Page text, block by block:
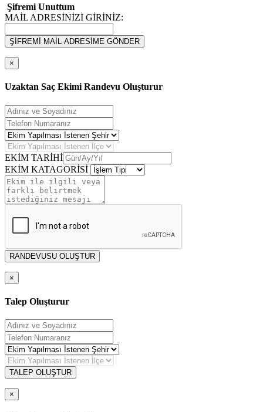
Şifremi Unuttum
MAİL ADRESİNİZİ GİRİNİZ:
ŞİFREMİ MAİL ADRESİME GÖNDER
×
Uzaktan Saç Ekimi Randevu Oluşturur
EKİM TARİHİ
EKİM KATAGORİSİ
RANDEVUSU OLUŞTUR
×
Talep Oluşturur
TALEP OLUŞTUR
×